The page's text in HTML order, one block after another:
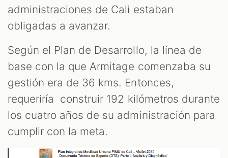
administraciones de Cali estaban
obligadas a avanzar.
Según el Plan de Desarrollo, la línea de
base con la que Armitage comenzaba su
gestión era de 36 kms. Entonces,
requeriría construir 192 kilómetros durante
los cuatro años de su administración para
cumplir con la meta.